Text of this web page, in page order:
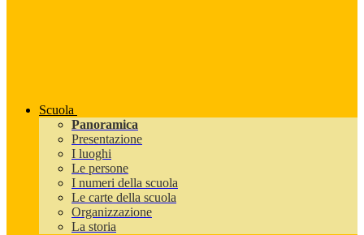
Scuola
Panoramica
Presentazione
I luoghi
Le persone
I numeri della scuola
Le carte della scuola
Organizzazione
La storia